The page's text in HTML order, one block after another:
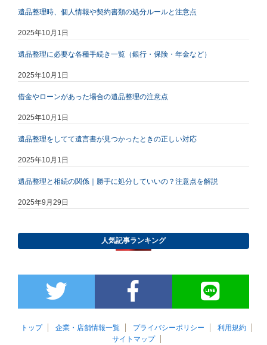
遺品整理時、個人情報や契約書類の処分ルールと注意点
2025年10月1日
遺品整理に必要な各種手続き一覧（銀行・保険・年金など）
2025年10月1日
借金やローンがあった場合の遺品整理の注意点
2025年10月1日
遺品整理をしてて遺言書が見つかったときの正しい対応
2025年10月1日
遺品整理と相続の関係｜勝手に処分していいの？注意点を解説
2025年9月29日
人気記事ランキング
トップ 企業・店舗情報一覧 プライバシーポリシー
利用規約
サイトマップ